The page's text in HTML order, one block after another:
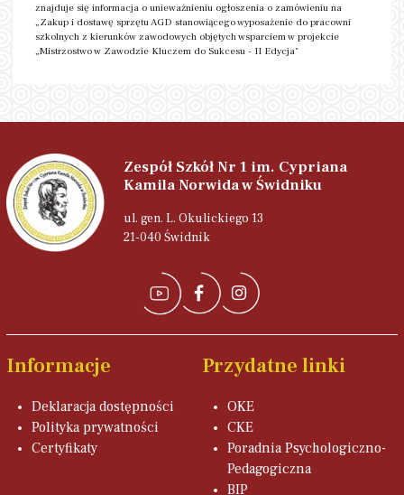
znajduje się informacja o unieważnieniu ogłoszenia o zamówieniu na
„Zakup i dostawę sprzętu AGD stanowiącego wyposażenie do pracowni
szkolnych z kierunków zawodowych objętych wsparciem w projekcie
„Mistrzostwo w Zawodzie Kluczem do Sukcesu - II Edycja"
Zespół Szkół Nr 1 im. Cypriana
Kamila Norwida w Świdniku
ul. gen. L. Okulickiego 13
21-040 Świdnik
Informacje
Deklaracja dostępności
Polityka prywatności
Certyfikaty
Przydatne linki
OKE
CKE
Poradnia Psychologiczno-
Pedagogiczna
BIP